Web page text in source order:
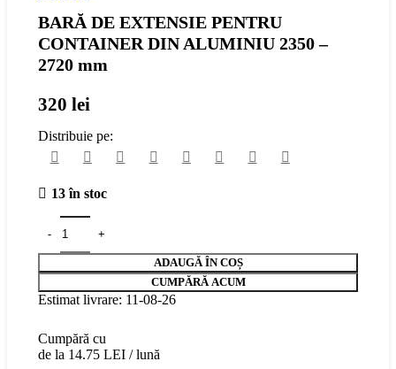
BARĂ DE EXTENSIE PENTRU
CONTAINER DIN ALUMINIU 2350 –
2720 mm
320 lei
Distribuie pe:
13 în stoc
ADAUGĂ ÎN COȘ
CUMPĂRĂ ACUM
Estimat livrare: 11-08-26
Cumpără cu
de la 14.75 LEI / lună